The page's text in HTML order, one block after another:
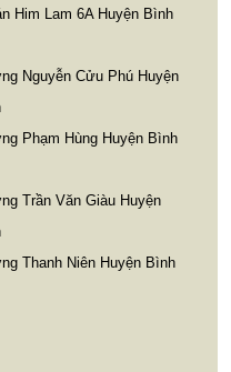
Him Lam 6A Huyện Bình
Nguyễn Cửu Phú Huyện
Phạm Hùng Huyện Bình
Trần Văn Giàu Huyện
Thanh Niên Huyện Bình